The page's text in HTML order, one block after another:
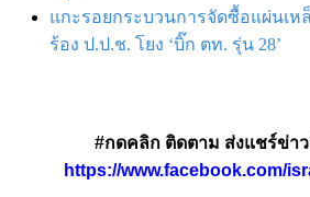
แกะรอยกระบวนการจัดซื้อแผ่นเหล็
ร้อง ป.ป.ช. โยง ‘บิ๊ก ตท. รุ่น 28’
#กดคลิก ติดตาม ส่งแชร์ข่า
https://www.facebook.com/